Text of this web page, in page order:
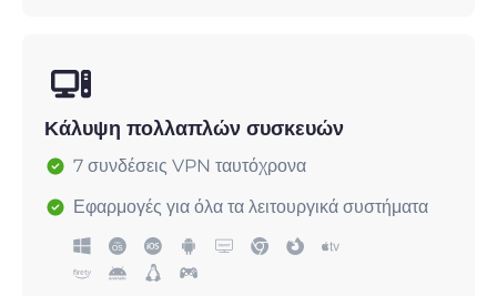
Κάλυψη πολλαπλών συσκευών
7 συνδέσεις VPN ταυτόχρονα
Εφαρμογές για όλα τα λειτουργικά συστήματα